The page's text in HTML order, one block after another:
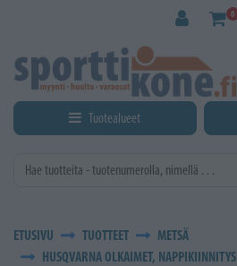
0
Tuotealueet
ETUSIVU TUOTTEET
METSÄ
HUSQVARNA OLKAIMET, NAPPIKIINNITYS